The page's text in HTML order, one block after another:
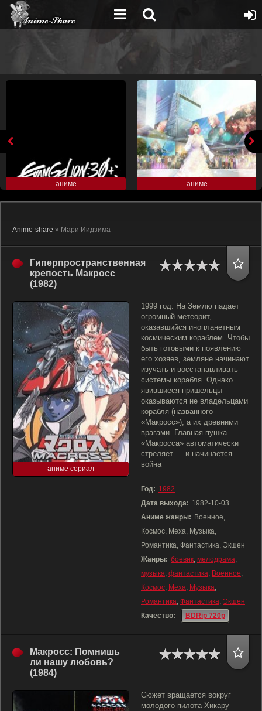
аниме аниме
Anime-share » Мари Иидзима
Гиперпространственная
крепость Макросс
(1982)
аниме сериал
1999 год. На Землю падает
огромный метеорит,
оказавшийся инопланетным
космическим кораблем. Чтобы
быть готовыми к появлению
его хозяев, земляне начинают
изучать и восстанавливать
системы корабля. Однако
явившиеся пришельцы
оказываются не владельцами
корабля (названного
«Макросс»), а их древними
врагами. Главная пушка
«Макросса» автоматически
стреляет — и начинается
война
Год: 1982
Дата выхода: 1982-10-03
Аниме жанры: Военное,
Космос, Меха, Музыка,
Романтика, Фантастика, Экшен
Жанры: боевик, мелодрама,
музыка, фантастика, Военное,
Космос, Меха, Музыка,
Романтика, Фантастика, Экшен
Качество:
BDRip 720p
Макросс: Помнишь
ли нашу любовь?
(1984)
Сюжет вращается вокруг
молодого пилота Хикару